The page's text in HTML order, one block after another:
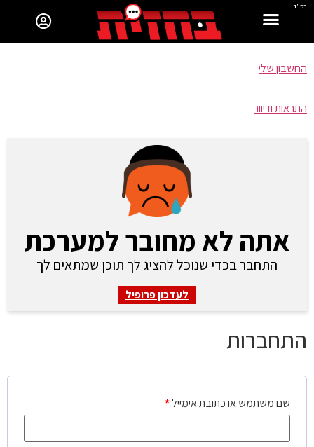
בס"ד
החשבון שלי
התראות ודיוור
אתה לא מחובר למערכת
התחבר בכדי שנוכל להציג לך תוכן שמתאים לך
לעדכון פרופיל
התחברות
שם משתמש או כתובת אימייל*